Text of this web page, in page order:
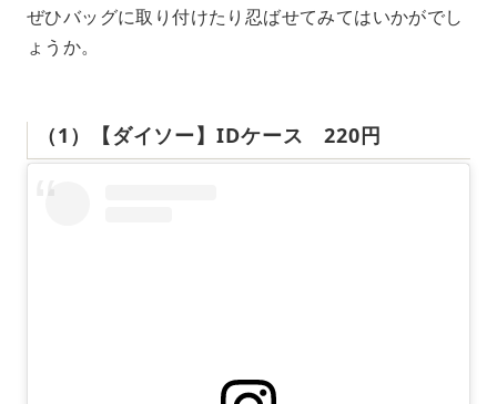
ぜひバッグに取り付けたり忍ばせてみてはいかがでし
ょうか。
（1）【ダイソー】IDケース 220円